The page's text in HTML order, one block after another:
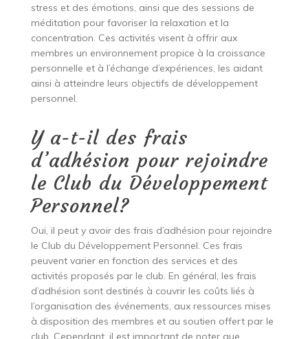
stress et des émotions, ainsi que des sessions de
méditation pour favoriser la relaxation et la
concentration. Ces activités visent à offrir aux
membres un environnement propice à la croissance
personnelle et à l’échange d’expériences, les aidant
ainsi à atteindre leurs objectifs de développement
personnel.
Y a-t-il des frais
d’adhésion pour rejoindre
le Club du Développement
Personnel?
Oui, il peut y avoir des frais d’adhésion pour rejoindre
le Club du Développement Personnel. Ces frais
peuvent varier en fonction des services et des
activités proposés par le club. En général, les frais
d’adhésion sont destinés à couvrir les coûts liés à
l’organisation des événements, aux ressources mises
à disposition des membres et au soutien offert par le